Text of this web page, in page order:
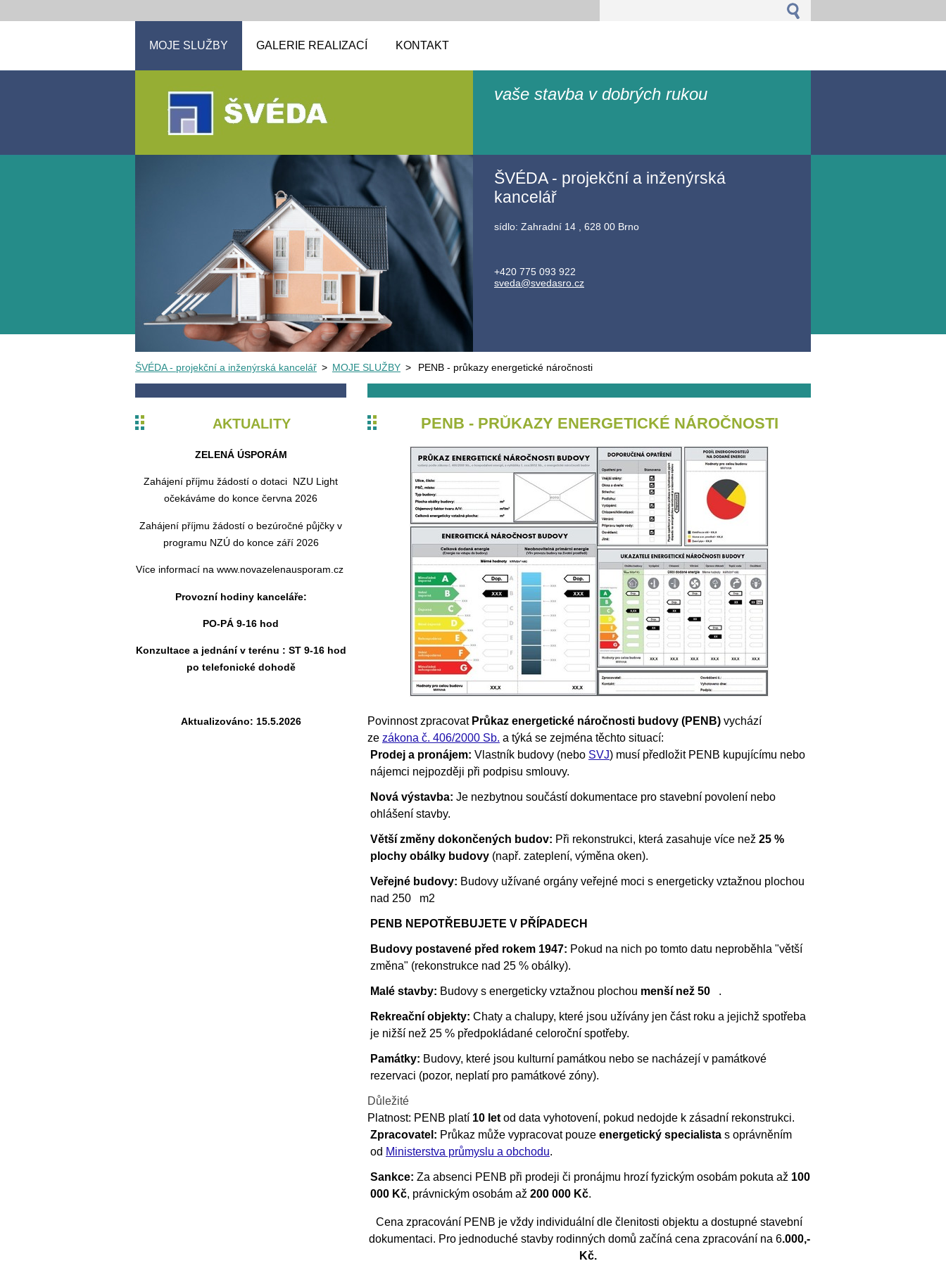
MOJE SLUŽBY GALERIE REALIZACÍ KONTAKT
vaše stavba v dobrých rukou
ŠVÉDA - projekční a inženýrská
kancelář
sídlo: Zahradní 14 , 628 00 Brno
+420 775 093 922
sveda@svedasro.cz
ŠVÉDA - projekční a inženýrská kancelář > MOJE SLUŽBY > PENB - průkazy energetické náročnosti
AKTUALITY
ZELENÁ ÚSPORÁM
Zahájení příjmu žádostí o dotaci NZU Light
očekáváme do konce června 2026
Zahájení příjmu žádostí o bezúročné půjčky v
programu NZÚ do konce září 2026
Více informací na www.novazelenausporam.cz
Provozní hodiny kanceláře:
PO-PÁ 9-16 hod
Konzultace a jednání v terénu : ST 9-16 hod
po telefonické dohodě
Aktualizováno: 15.5.2026
PENB - PRŮKAZY ENERGETICKÉ NÁROČNOSTI
Povinnost zpracovat Průkaz energetické náročnosti budovy (PENB) vychází
ze zákona č. 406/2000 Sb. a týká se zejména těchto situací:
Prodej a pronájem: Vlastník budovy (nebo SVJ) musí předložit PENB kupujícímu nebo
nájemci nejpozději při podpisu smlouvy.
Nová výstavba: Je nezbytnou součástí dokumentace pro stavební povolení nebo
ohlášení stavby.
Větší změny dokončených budov: Při rekonstrukci, která zasahuje více než 25 %
plochy obálky budovy (např. zateplení, výměna oken).
Veřejné budovy: Budovy užívané orgány veřejné moci s energeticky vztažnou plochou
nad 250
m2
PENB NEPOTŘEBUJETE V PŘÍPADECH
Budovy postavené před rokem 1947: Pokud na nich po tomto datu neproběhla "větší
změna" (rekonstrukce nad 25 % obálky).
Malé stavby: Budovy s energeticky vztažnou plochou menší než 50 .
Rekreační objekty: Chaty a chalupy, které jsou užívány jen část roku a jejichž spotřeba
je nižší než 25 % předpokládané celoroční spotřeby.
Památky: Budovy, které jsou kulturní památkou nebo se nacházejí v památkové
rezervaci (pozor, neplatí pro památkové zóny).
Důležité
Platnost: PENB platí 10 let od data vyhotovení, pokud nedojde k zásadní rekonstrukci.
Zpracovatel: Průkaz může vypracovat pouze energetický specialista s oprávněním
od Ministerstva průmyslu a obchodu.
Sankce: Za absenci PENB při prodeji či pronájmu hrozí fyzickým osobám pokuta až 100
000 Kč, právnickým osobám až 200 000 Kč.
Cena zpracování PENB je vždy individuální dle členitosti objektu a dostupné stavební
dokumentaci. Pro jednoduché stavby rodinných domů začíná cena zpracování na 6.000,-
Kč.